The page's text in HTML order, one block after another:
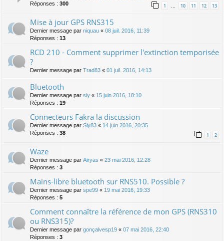
Réponses : 300 1 … 10 11 12 13
Mise à jour GPS RNS315
Dernier message par niquau « 08 juil. 2016, 11:39
Réponses : 13
RCD 210 - Comment supprimer l'extinction temporisée
?
Dernier message par Trad83 « 01 juil. 2016, 14:13
Bluetooth
Dernier message par sly « 15 juin 2016, 18:10
Réponses : 19
Connecteurs Fakra la discussion
Dernier message par Sly83 « 14 juin 2016, 20:35
Réponses : 38 1 2
Waze
Dernier message par Airyas « 23 mai 2016, 12:28
Réponses : 3
Mains-libre bluetooth sur RNS510. Possible ?
Dernier message par spe99 « 19 mai 2016, 19:33
Réponses : 5
Comment connaître la référence de mon GPS (RNS310
ou RNS315)?
Dernier message par gonçalvesp19 « 07 mai 2016, 22:40
Réponses : 3